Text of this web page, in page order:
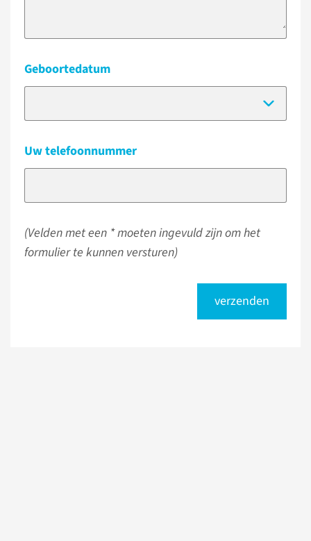
Geboortedatum
Uw telefoonnummer
(Velden met een * moeten ingevuld zijn om het
formulier te kunnen versturen)
verzenden